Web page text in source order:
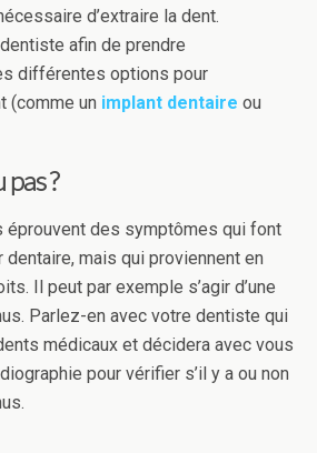
d’extraire la dent.
afin de prendre
différentes options pour
(comme un implant dentaire ou
?
éprouvent des symptômes qui font
dentaire, mais qui proviennent en
Il peut par exemple s’agir d’une
Parlez-en avec votre dentiste qui
médicaux et décidera avec vous
pour vérifier s’il y a ou non